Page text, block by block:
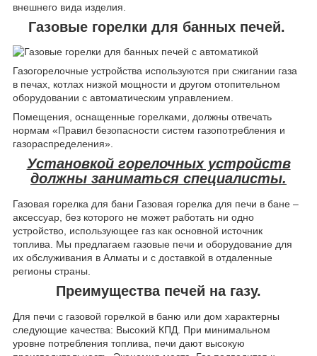
внешнего вида изделия.
Газовые горелки для банных печей.
Газогорелочные устройства используются при сжигании газа
в печах, котлах низкой мощности и другом отопительном
оборудовании с автоматическим управлением.
Помещения, оснащенные горелками, должны отвечать
нормам «Правил безопасности систем газопотребления и
газораспределения».
Установкой горелочных устройств
должны заниматься специалисты.
Газовая горелка для бани Газовая горелка для печи в бане –
аксессуар, без которого не может работать ни одно
устройство, использующее газ как основной источник
топлива. Мы предлагаем газовые печи и оборудование для
их обслуживания в Алматы и с доставкой в отдаленные
регионы страны.
Преимущества печей на газу.
Для печи с газовой горелкой в баню или дом характерны
следующие качества: Высокий КПД. При минимальном
уровне потребления топлива, печи дают высокую